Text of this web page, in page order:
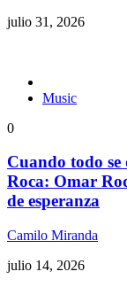
julio 31, 2026
Music
0
Cuando todo
Roca: Omar
de esperanza
Camilo Miranda
julio 14, 2026